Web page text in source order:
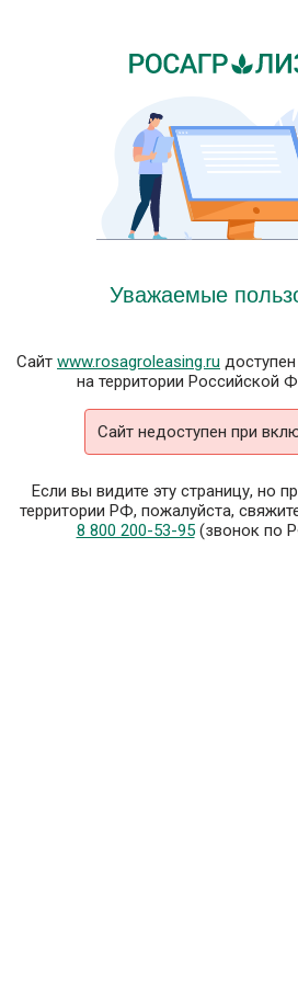
Уважаемые
Сайт www.rosagroleasing.ru
на территории Российской
Сайт недоступен при
Если вы видите эту страницу, но
территории РФ, пожалуйста,
8 800 200-53-95(звонок по